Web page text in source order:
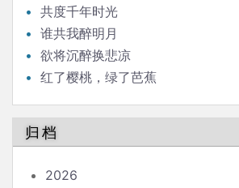
共度千年时光
谁共我醉明月
欲将沉醉换悲凉
红了樱桃，绿了芭蕉
归档
2026